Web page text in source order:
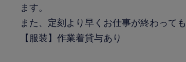
ます。
また、定刻より早くお仕事が終わって
【服装】作業着貸与あり